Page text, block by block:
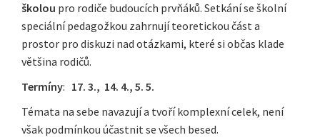
školou pro rodiče budoucích prvňáků. Setkání se školní
speciální pedagožkou zahrnují teoretickou část a
prostor pro diskuzi nad otázkami, které si občas klade
většina rodičů.
Termíny: 17. 3., 14. 4., 5. 5.
Témata na sebe navazují a tvoří komplexní celek, není
však podmínkou účastnit se všech besed.